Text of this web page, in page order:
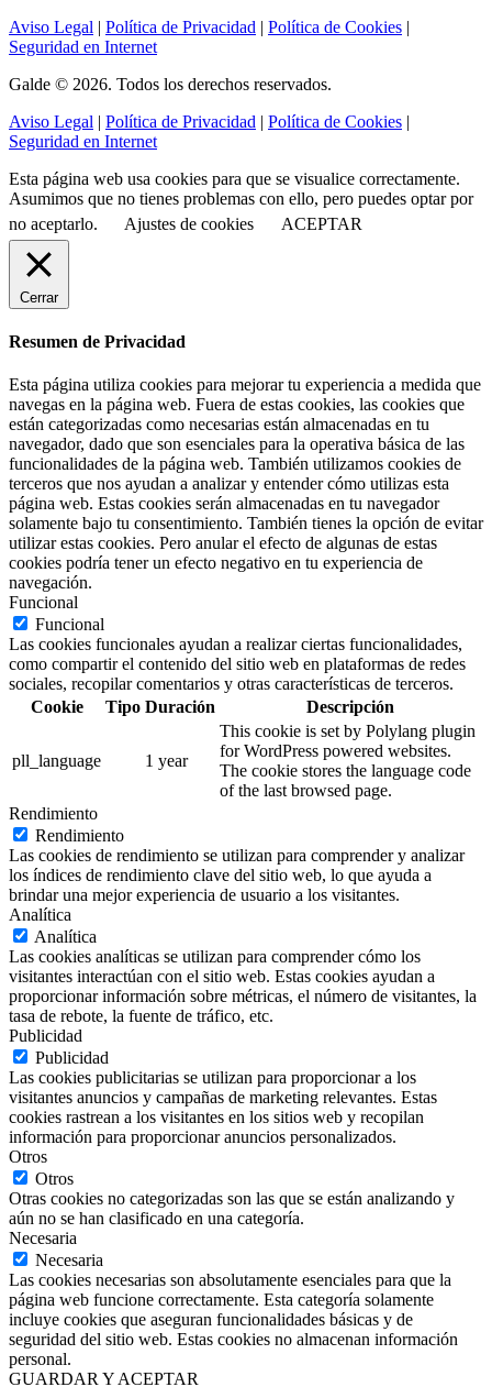
Aviso Legal | Política de Privacidad | Política de Cookies |
Seguridad en Internet
Galde © 2026. Todos los derechos reservados.
Aviso Legal | Política de Privacidad | Política de Cookies |
Seguridad en Internet
Esta página web usa cookies para que se visualice correctamente.
Asumimos que no tienes problemas con ello, pero puedes optar por
no aceptarlo.
Ajustes de cookies ACEPTAR
Cerrar
Resumen de Privacidad
Esta página utiliza cookies para mejorar tu experiencia a medida que
navegas en la página web. Fuera de estas cookies, las cookies que
están categorizadas como necesarias están almacenadas en tu
navegador, dado que son esenciales para la operativa básica de las
funcionalidades de la página web. También utilizamos cookies de
terceros que nos ayudan a analizar y entender cómo utilizas esta
página web. Estas cookies serán almacenadas en tu navegador
solamente bajo tu consentimiento. También tienes la opción de evitar
utilizar estas cookies. Pero anular el efecto de algunas de estas
cookies podría tener un efecto negativo en tu experiencia de
navegación.
Funcional
Funcional
Las cookies funcionales ayudan a realizar ciertas funcionalidades,
como compartir el contenido del sitio web en plataformas de redes
sociales, recopilar comentarios y otras características de terceros.
Cookie
Tipo Duración Descripción
pll_language 1 year
This cookie is set by Polylang plugin
for WordPress powered websites.
The cookie stores the language code
of the last browsed page.
Rendimiento
Rendimiento
Las cookies de rendimiento se utilizan para comprender y analizar
los índices de rendimiento clave del sitio web, lo que ayuda a
brindar una mejor experiencia de usuario a los visitantes.
Analítica
Analítica
Las cookies analíticas se utilizan para comprender cómo los
visitantes interactúan con el sitio web. Estas cookies ayudan a
proporcionar información sobre métricas, el número de visitantes, la
tasa de rebote, la fuente de tráfico, etc.
Publicidad
Publicidad
Las cookies publicitarias se utilizan para proporcionar a los
visitantes anuncios y campañas de marketing relevantes. Estas
cookies rastrean a los visitantes en los sitios web y recopilan
información para proporcionar anuncios personalizados.
Otros
Otros
Otras cookies no categorizadas son las que se están analizando y
aún no se han clasificado en una categoría.
Necesaria
Necesaria
Las cookies necesarias son absolutamente esenciales para que la
página web funcione correctamente. Esta categoría solamente
incluye cookies que aseguran funcionalidades básicas y de
seguridad del sitio web. Estas cookies no almacenan información
personal.
GUARDAR Y ACEPTAR